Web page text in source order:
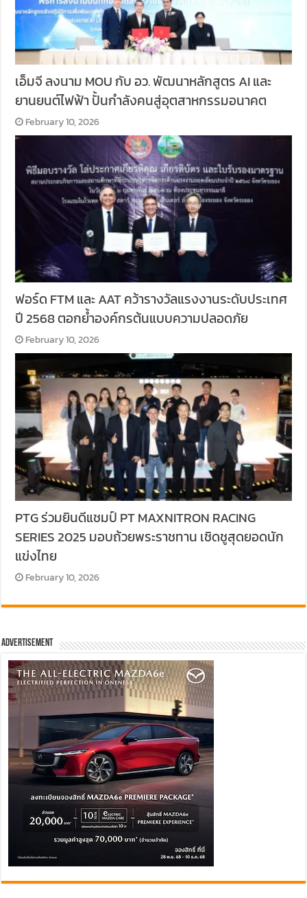
เอ็มจี ลงนาม MOU กับ อว. พัฒนาหลักสูตร AI และ
ยานยนต์ไฟฟ้า ปั้นกำลังคนสู่อุตสาหกรรมอนาคต
February 10, 2026
ฟอร์ด FTM และ AAT คว้ารางวัลแรงงานระดับประเทศ
ปี 2568 ตอกย้ำองค์กรต้นแบบความปลอดภัย
February 10, 2026
PTG ร่วมยินดีแชมป์ PT MAXNITRON RACING
SERIES 2025 มอบถ้วยพระราชทาน เชิดชูสุดยอดนัก
แข่งไทย
February 10, 2026
Advertisement